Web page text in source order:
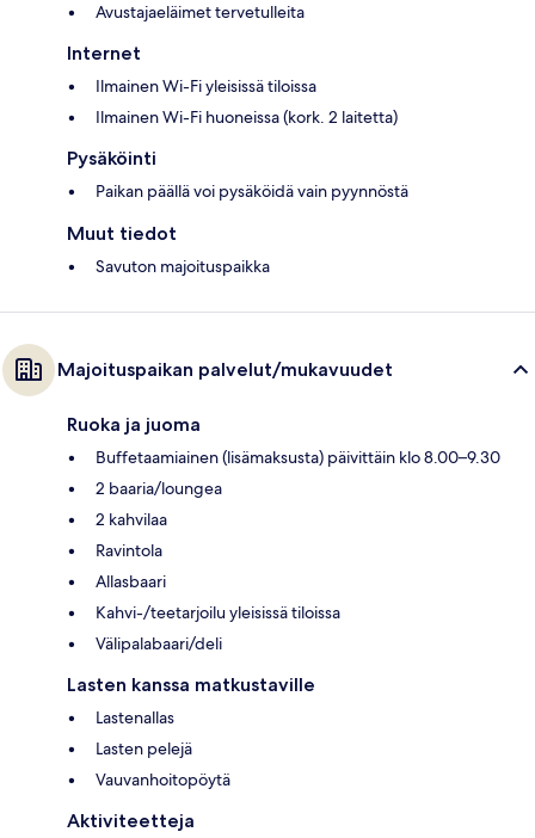
Avustajaeläimet tervetulleita
Internet
Ilmainen Wi-Fi yleisissä tiloissa
Ilmainen Wi-Fi huoneissa (kork. 2 laitetta)
Pysäköinti
Paikan päällä voi pysäköidä vain pyynnöstä
Muut tiedot
Savuton majoituspaikka
Majoituspaikan palvelut/mukavuudet
Ruoka ja juoma
Buffetaamiainen (lisämaksusta) päivittäin klo 8.00–9.30
2 baaria/loungea
2 kahvilaa
Ravintola
Allasbaari
Kahvi-/teetarjoilu yleisissä tiloissa
Välipalabaari/deli
Lasten kanssa matkustaville
Lastenallas
Lasten pelejä
Vauvanhoitopöytä
Aktiviteetteja